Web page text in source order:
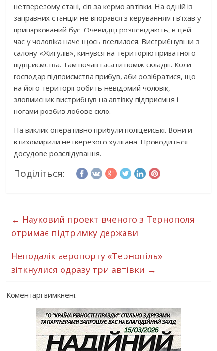
нетверезому стані, сів за кермо автівки. На одній із
заправних станцій не впорався з керуванням і в’їхав у
припаркований бус. Очевидці розповідають, в цей
час у чоловіка наче щось вселилося. Вистрибнувши з
салону «Жигулів», кинувся на територію приватного
підприємства. Там почав гасати поміж складів. Коли
господар підприємства прибув, аби розібратися, що
на його території робить невідомий чоловік,
зловмисник вистрибнув на автівку підприємця і
ногами розбив лобове скло.
На виклик оперативно прибули поліцейські. Вони й
втихомирили нетверезого хулігана. Проводиться
досудове розслідування.
Поділіться:
← Науковий проект вченого з Тернополя
отримає підтримку держави
Неподалік аеропорту «Тернопіль»
зіткнулися одразу три автівки →
Коментарі вимкнені.